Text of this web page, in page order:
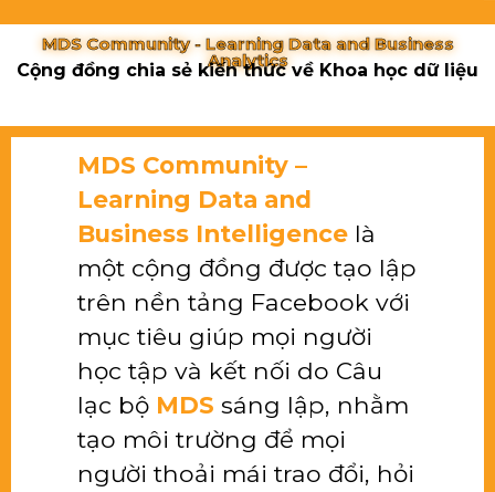
MDS Community - Learning Data and Business
Analytics
Cộng đồng chia sẻ kiến thức về Khoa học dữ liệu
MDS Community –
Learning Data and
Business Intelligence là
một cộng đồng được tạo lập
trên nền tảng Facebook với
mục tiêu giúp mọi người
học tập và kết nối do Câu
lạc bộ MDS sáng lập, nhằm
tạo môi trường để mọi
người thoải mái trao đổi, hỏi